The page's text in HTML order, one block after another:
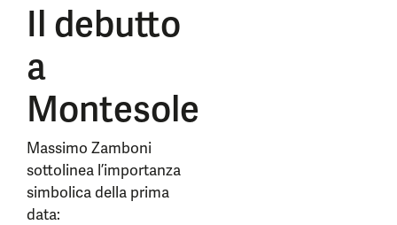
Il debutto
a
Montesole
Massimo Zamboni
sottolinea l’importanza
simbolica della prima
data: